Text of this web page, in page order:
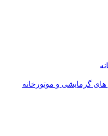
گرمایشی و موتورخانه